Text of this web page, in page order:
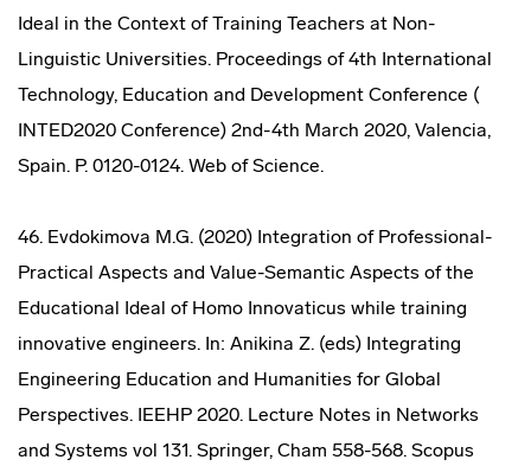
Ideal in the Context of Training Teachers at Non-
Linguistic Universities. Proceedings of 4th International
Technology, Education and Development Conference (
INTED2020 Conference) 2nd-4th March 2020, Valencia,
Spain. P. 0120-0124. Web of Science.
46. Evdokimova M.G. (2020) Integration of Professional-
Practical Aspects and Value-Semantic Aspects of the
Educational Ideal of Homo Innovatiсus while training
innovative engineers. In: Anikina Z. (eds) Integrating
Engineering Education and Humanities for Global
Perspectives. IEEHP 2020. Lecture Notes in Networks
and Systems vol 131. Springer, Cham 558-568. Scopus